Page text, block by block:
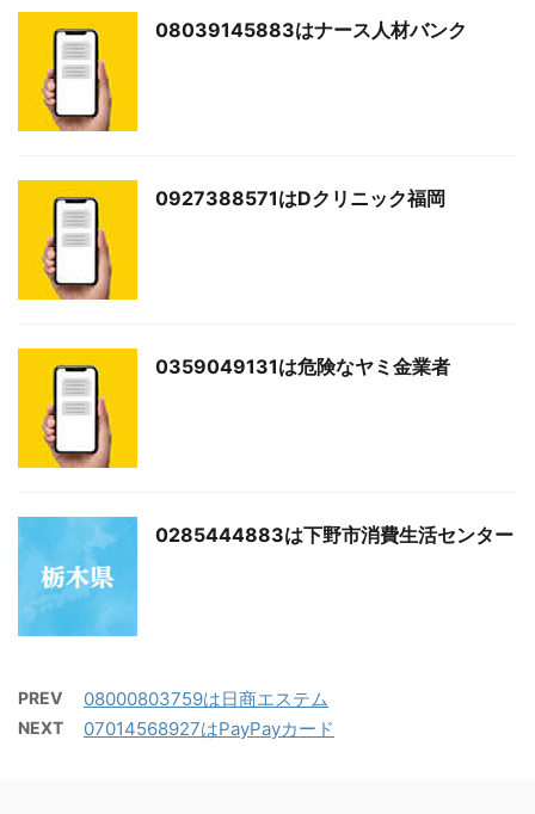
08039145883はナース人材バンク
0927388571はDクリニック福岡
0359049131は危険なヤミ金業者
0285444883は下野市消費生活センター
PREV 08000803759は日商エステム
NEXT 07014568927はPayPayカード